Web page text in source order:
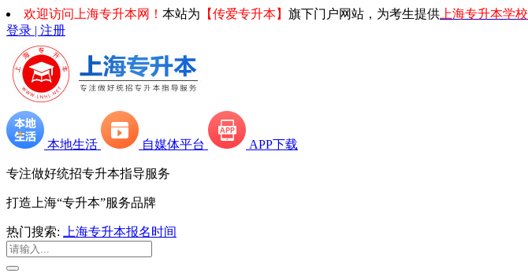
欢迎访问上海专升本网！ 本站为 【传爱专升本】 旗下门户网站，为考生提供 上海专升本学校
登录 | 注册
本地生活 自媒体平台 APP下载
专注做好统招专升本指导服务
打造上海“专升本”服务品牌
热门搜索: 上海专升本报名时间